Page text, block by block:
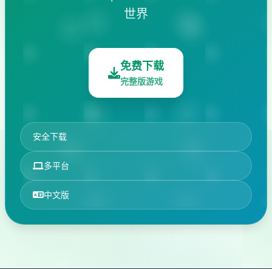
世界
免费下载
完整版游戏
安全下载
多平台
中文版